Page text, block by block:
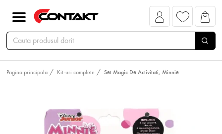
Pagina principala Kit-uri complete Set Magic De Activitati, Minnie